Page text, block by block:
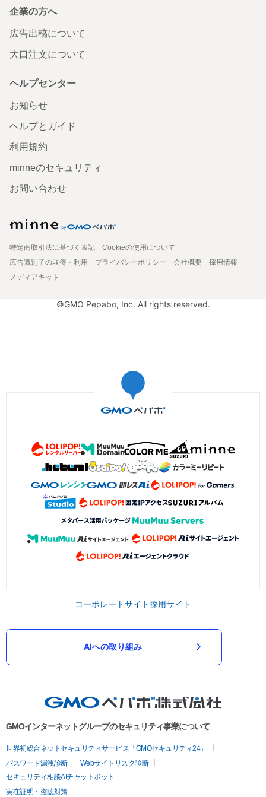
企業の方へ
広告出稿について
大口注文について
ヘルプセンター
お知らせ
ヘルプとガイド
利用規約
minneのセキュリティ
お問い合わせ
特定商取引法に基づく表記
Cookieの使用について
広告識別子の取得・利用
プライバシーポリシー 会社概要
採用情報
メディアキット
©GMO Pepabo, Inc. All rights reserved.
コーポレートサイト採用サイト
AIへの取り組み
GMOインターネットグループのセキュリティ事業について
世界初総合ネットセキュリティサービス「GMOセキュリティ24」
パスワード漏洩診断
Webサイトリスク診断
セキュリティ相談AIチャットボット
実在証明・盗聴対策